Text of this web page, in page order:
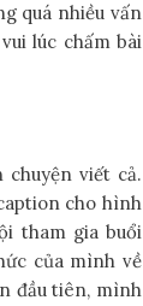
quá nhiều vấn
lúc chấm bài
viết cả.
cho hình
tham gia buổi
của mình về
đầu tiên, mình